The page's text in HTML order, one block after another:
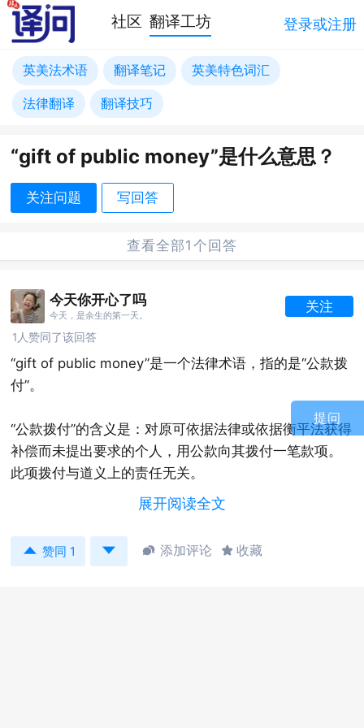
提问
社区 翻译工坊 登录或注册
英美法术语 翻译笔记 英美特色词汇
法律翻译 翻译技巧
“gift of public money”是什么意思？
关注问题 写回答
查看全部1个回答
今天你开心了吗
今天，是余生的第一天。
关注
1人赞同了该回答
“gift of public money”是一个法律术语，指的是“公款拨
付”。
“公款拨付”的含义是：对原可依据法律或依据衡平法获得
补偿而未提出要求的个人，用公款向其拨付一笔款项。
此项拨付与道义上的责任无关。
1. “Garnish”除了表示装饰菜，在法律英语中还有什么特
殊含义吗？
garnish表示“给菜肴加装饰”，这是比较常见的含义，例
展开阅读全文
 赞同 1   添加评论  收藏